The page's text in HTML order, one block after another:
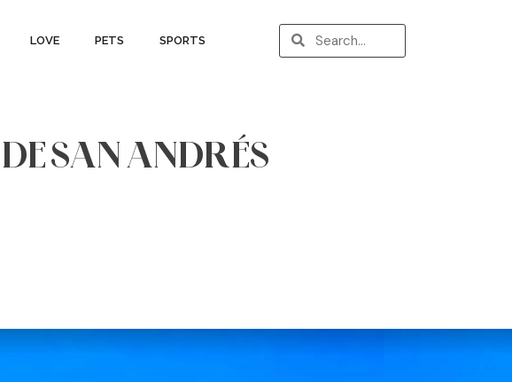
LOVE PETS SPORTS
SAN ANDRÉS